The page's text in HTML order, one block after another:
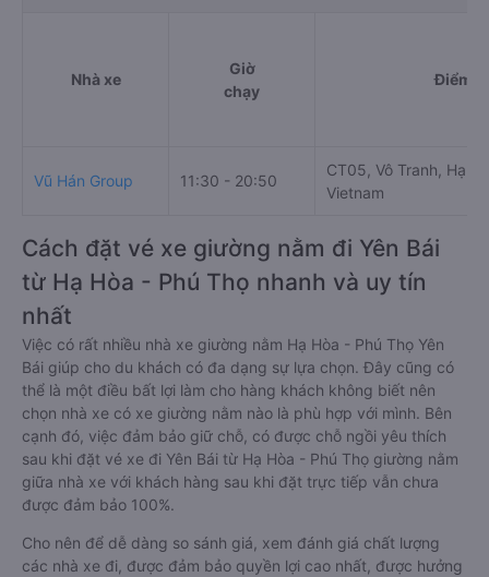
Nhà xe
Giờ
chạy
Điểm đi
Vũ Hán Group 11:30 - 20:50
CT05, Vô Tranh, Hạ
Vietnam
Cách đặt vé xe giường nằm đi Yên Bái
từ Hạ Hòa - Phú Thọ nhanh và uy tín
nhất
Việc có rất nhiều nhà xe giường nằm Hạ Hòa - Phú Thọ Yên
Bái giúp cho du khách có đa dạng sự lựa chọn. Đây cũng có
thể là một điều bất lợi làm cho hàng khách không biết nên
chọn nhà xe có xe giường nằm nào là phù hợp với mình. Bên
cạnh đó, việc đảm bảo giữ chỗ, có được chỗ ngồi yêu thích
sau khi đặt vé xe đi Yên Bái từ Hạ Hòa - Phú Thọ giường nằm
giữa nhà xe với khách hàng sau khi đặt trực tiếp vẫn chưa
được đảm bảo 100%.
Cho nên để dễ dàng so sánh giá, xem đánh giá chất lượng
các nhà xe đi, được đảm bảo quyền lợi cao nhất, được hưởng